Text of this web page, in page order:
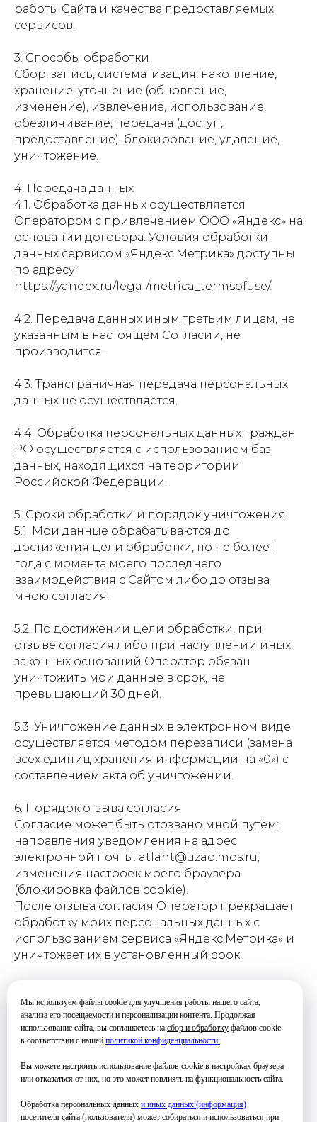
Мы используем файлы cookie для улучшения работы нашего сайта,
анализа его посещаемости и персонализации контента. Продолжая
использование сайта, вы соглашаетесь на сбор и обработку файлов cookie
в соответствии с нашей политикой конфиденциальности.
Вы можете настроить использование файлов cookie в настройках браузера
или отказаться от них, но это может повлиять на функциональность сайта.
Обработка персональных данных и иных данных (информация)
посетителя сайта (пользователя) может собираться и использоваться при
работы Сайта и качества предоставляемых
сервисов.
3. Способы обработки
Сбор, запись, систематизация, накопление,
хранение, уточнение (обновление,
изменение), извлечение, использование,
обезличивание, передача (доступ,
предоставление), блокирование, удаление,
уничтожение.
4. Передача данных
4.1. Обработка данных осуществляется
Оператором с привлечением ООО «Яндекс» на
основании договора. Условия обработки
данных сервисом «Яндекс.Метрика» доступны
по адресу:
https://yandex.ru/legal/metrica_termsofuse/.
4.2. Передача данных иным третьим лицам, не
указанным в настоящем Согласии, не
производится.
4.3. Трансграничная передача персональных
данных не осуществляется.
4.4. Обработка персональных данных граждан
РФ осуществляется с использованием баз
данных, находящихся на территории
Российской Федерации.
5. Сроки обработки и порядок уничтожения
5.1. Мои данные обрабатываются до
достижения цели обработки, но не более 1
года с момента моего последнего
взаимодействия с Сайтом либо до отзыва
мною согласия.
5.2. По достижении цели обработки, при
отзыве согласия либо при наступлении иных
законных оснований Оператор обязан
уничтожить мои данные в срок, не
превышающий 30 дней.
5.3. Уничтожение данных в электронном виде
осуществляется методом перезаписи (замена
всех единиц хранения информации на «0») с
составлением акта об уничтожении.
6. Порядок отзыва согласия
Согласие может быть отозвано мной путём:
направления уведомления на адрес
электронной почты: atlant@uzao.mos.ru;
изменения настроек моего браузера
(блокировка файлов cookie).
После отзыва согласия Оператор прекращает
обработку моих персональных данных с
использованием сервиса «Яндекс.Метрика» и
уничтожает их в установленный срок.
персональных данных
Я ознакомлен(-а) с Политикой в отношении
обработки персональных данных Оператора,
https://kulturauzao.ru/doc. Мне разъяснены мои
права как субъекта персональных данных, в
том числе право на доступ к моим
персональным данным, право требовать их